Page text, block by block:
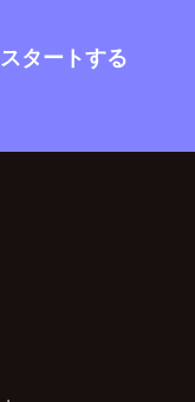
タートする